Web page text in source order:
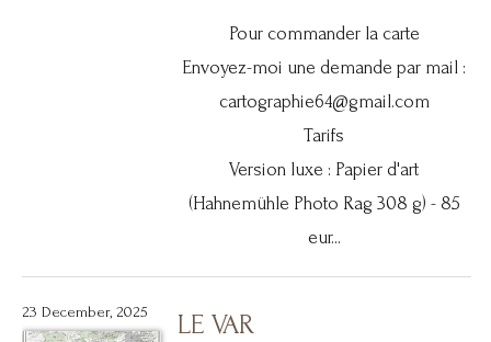
Pour commander la carte
Envoyez-moi une demande par mail :
cartographie64@gmail.com
Tarifs
Version luxe : Papier d'art
(Hahnemühle Photo Rag 308 g) - 85
eur...
23 December, 2025 LE VAR